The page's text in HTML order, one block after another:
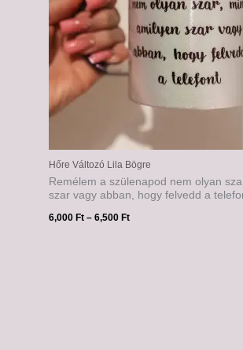
Hőre Változó Lila Bögre
Remélem a szülenapod nem olyan
szar vagy abban, hogy felvedd a
6,000Ft – 6,500Ft